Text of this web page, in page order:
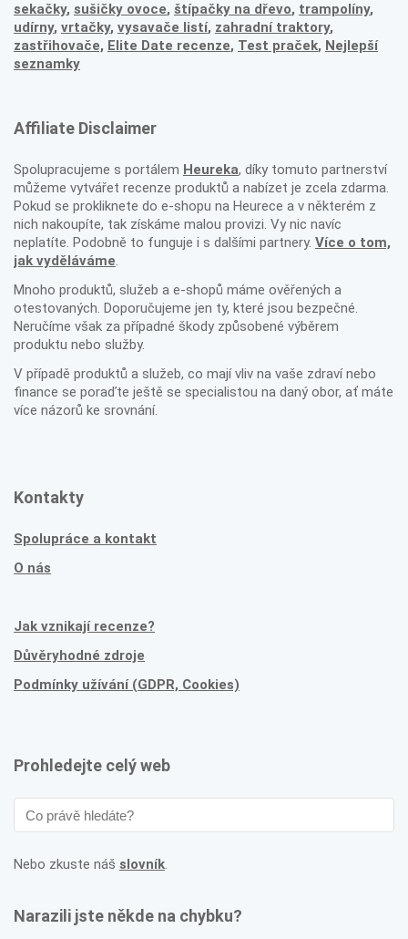
sekačky, sušičky ovoce, štípačky na dřevo, trampolíny,
udírny, vrtačky, vysavače listí, zahradní traktory,
zastřihovače, Elite Date recenze, Test praček, Nejlepší
seznamky
Affiliate Disclaimer
Spolupracujeme s portálem Heureka, díky tomuto partnerství
můžeme vytvářet recenze produktů a nabízet je zcela zdarma.
Pokud se prokliknete do e-shopu na Heurece a v některém z
nich nakoupíte, tak získáme malou provizi. Vy nic navíc
neplatíte. Podobně to funguje i s dalšími partnery. Více o tom,
jak vyděláváme.
Mnoho produktů, služeb a e-shopů máme ověřených a
otestovaných. Doporučujeme jen ty, které jsou bezpečné.
Neručíme však za případné škody způsobené výběrem
produktu nebo služby.
V případě produktů a služeb, co mají vliv na vaše zdraví nebo
finance se poraďte ještě se specialistou na daný obor, ať máte
více názorů ke srovnání.
Kontakty
Spolupráce a kontakt
O nás
Jak vznikají recenze?
Důvěryhodné zdroje
Podmínky užívání (GDPR, Cookies)
Prohledejte celý web
Nebo zkuste náš slovník.
Narazili jste někde na chybku?